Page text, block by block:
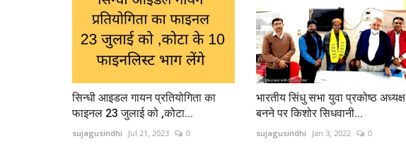
सिन्धी आइडल गायन प्रतियोगिता का
फाइनल 23 जुलाई को ,कोटा...
sujagusindhi Jul 21, 2023 0
भारतीय सिंधु सभा युवा प्रकोष्ठ अध्यक्ष
बनने पर किशोर सिधवानी...
sujagusindhi Jan 3, 2022 0